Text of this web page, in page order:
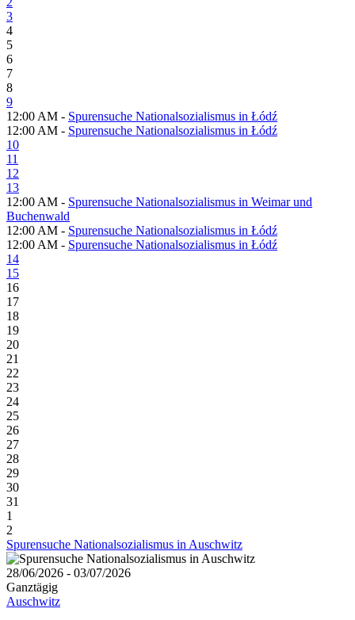
3
4
5
6
7
8
9
12:00 AM - Spurensuche Nationalsozialismus in Łódź
12:00 AM - Spurensuche Nationalsozialismus in Łódź
10
11
12
13
12:00 AM - Spurensuche Nationalsozialismus in Weimar und
Buchenwald
12:00 AM - Spurensuche Nationalsozialismus in Łódź
12:00 AM - Spurensuche Nationalsozialismus in Łódź
14
15
16
17
18
19
20
21
22
23
24
25
26
27
28
29
30
31
1
2
Spurensuche Nationalsozialismus in Auschwitz
28/06/2026 - 03/07/2026
Ganztägig
Auschwitz